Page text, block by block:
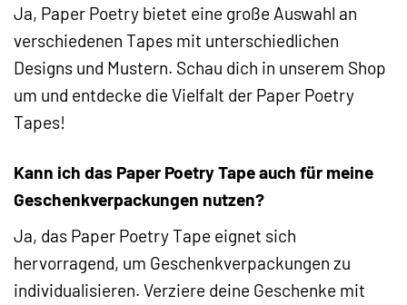
Ja, Paper Poetry bietet eine große Auswahl an
verschiedenen Tapes mit unterschiedlichen
Designs und Mustern. Schau dich in unserem Shop
um und entdecke die Vielfalt der Paper Poetry
Tapes!
Kann ich das Paper Poetry Tape auch für meine
Geschenkverpackungen nutzen?
Ja, das Paper Poetry Tape eignet sich
hervorragend, um Geschenkverpackungen zu
individualisieren. Verziere deine Geschenke mit